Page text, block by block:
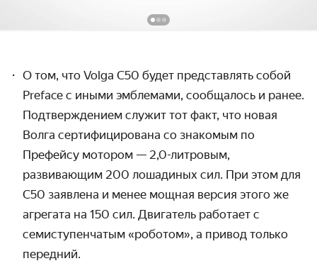
О том, что Volga C50 будет представлять собой
Preface с иными эмблемами, сообщалось и ранее.
Подтверждением служит тот факт, что новая
Волга сертифицирована со знакомым по
Префейсу мотором — 2,0-литровым,
развивающим 200 лошадиных сил. При этом для
C50 заявлена и менее мощная версия этого же
агрегата на 150 сил. Двигатель работает с
семиступенчатым «роботом», а привод только
передний.